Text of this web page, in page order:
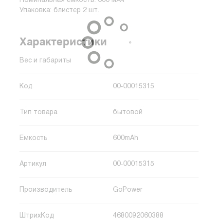
Упаковка: блистер 2 шт.
Характеристики
Вес и габариты
Код 00-00015315
Тип товара бытовой
Емкость 600mAh
Артикул 00-00015315
Производитель GoPower
ШтрихКод 4680092060388